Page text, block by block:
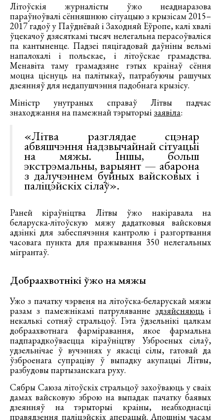
Літоўскія журналісты ўжо неаднаразова
параўноўвалі сённяшнюю сітуацыю з крызісам 2015–
2017 гадоў у Паўднёвай і Заходняй Еўропе, калі хвалі
ўцекачоў дзясяткамі тысяч нелегальна перасоўваліся
па кантыненце. Падзеі пяцігадовай даўніны вельмі
напалохалі і польскае, і літоўскае грамадства.
Менавіта таму грамадзяне гэтых краінаў сёння
моцна ціснуць на палітыкаў, патрабуючы рашучых
дзеянняў для недапушчэння падобнага крызісу.
Міністр унутраных справаў Літвы падчас
знаходжання на памежнай тэрыторыізаявіла:
«Літва разглядае сцэнар
абвяшчэння надзвычайнай сітуацыі
на мяжы. Іншы, больш
экстрэмальны, варыянт — абарона
з далучэннем буйных вайсковых і
паліцэйскіх сілаў».
Раней кіраўніцтва Літвы ўжо накіравала на
беларуска-літоўскую мяжу дадатковыя вайсковыя
адзінкі для забеспячэння кантролю і разгортвання
часовага пункта для пражывання 350 нелегальных
мігрантаў.
Добраахвотнікі ўжо на мяжы
Ужо з пачатку чэрвеня на літоўска-беларускай мяжы
разам з памежнікамі патруляванне здзяйсняюцьі
некалькі сотняў стральцоў. Гэта ўдзельнікі цалкам
добраахвотнага фарміравання, якое фармальна
падпарадкоўваецца кіраўніцтву Узброеных сілаў,
удзельнічае ў вучэннях у якасці сілы, гатовай да
ўзброенага супраціву ў выпадку акупацыі Літвы,
разбудовы партызанскага руху.
Сябры Саюза літоўскіх стральцоў захоўваюць у сваіх
дамах вайсковую зброю на выпадак пачатку баявых
дзеянняў на тэрыторыі краіны, неабходнасці
правядзення паліцэйскіх аперацый. Апошнім часам